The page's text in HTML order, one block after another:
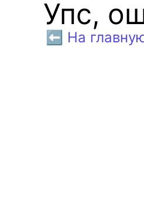
Упс,
⬅️ На